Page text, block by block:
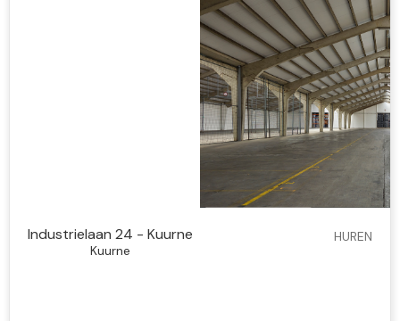
Industrielaan 24 - Kuurne
Kuurne
HUREN